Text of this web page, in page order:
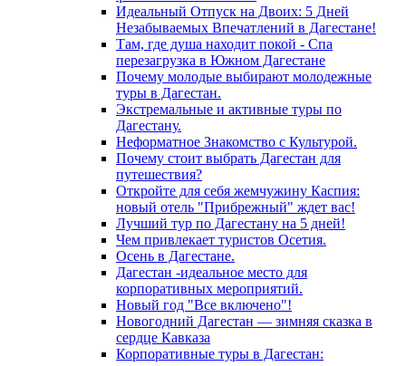
Идеальный Отпуск на Двоих: 5 Дней
Незабываемых Впечатлений в Дагестане!
Там, где душа находит покой - Спа
перезагрузка в Южном Дагестане
Почему молодые выбирают молодежные
туры в Дагестан.
Экстремальные и активные туры по
Дагестану.
Неформатное Знакомство с Культурой.
Почему стоит выбрать Дагестан для
путешествия?
Откройте для себя жемчужину Каспия:
новый отель "Прибрежный" ждет вас!
Лучший тур по Дагестану на 5 дней!
Чем привлекает туристов Осетия.
Осень в Дагестане.
Дагестан -идеальное место для
корпоративных мероприятий.
Новый год "Все включено"!
Новогодний Дагестан — зимняя сказка в
сердце Кавказа
Корпоративные туры в Дагестан: